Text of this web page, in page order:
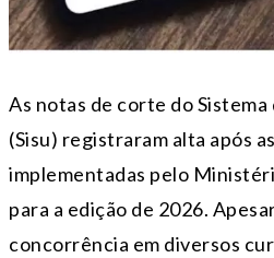
As notas de corte do Sistema
(Sisu) registraram alta após
implementadas pelo
para a edição de 2026.
concorrência em diversos